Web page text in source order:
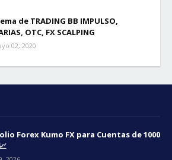
de TRADING BB IMPULSO,
OTC, FX SCALPING
02, 2020
Forex Kumo FX para Cuentas de 1000